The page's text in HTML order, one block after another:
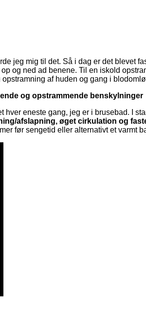
jeg mig til det. Så i dag er det blevet
og ned ad benene. Til en iskold
af huden og gang i
og opstrammende benskylninger
eneste gang, jeg er i brusebad. I
afslapning, øget cirkulation og
før sengetid eller alternativt et varmt